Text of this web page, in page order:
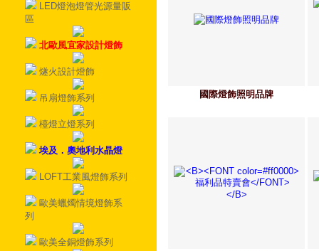
LED燈泡燈管光源量販
區
北歐風宜家設計燈飾
燧火設計燈飾
吊扇燈飾系列
檯燈立燈系列
埃及．奧地利水晶燈
LOFT工業風燈飾系列
歐美蠟燭情境燈飾系
列
歐美全銅燈飾系列
國際燈飾照明品牌